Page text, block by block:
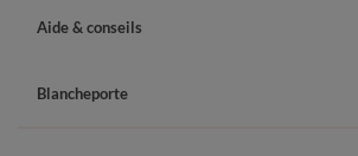
Aide & conseils
Blancheporte